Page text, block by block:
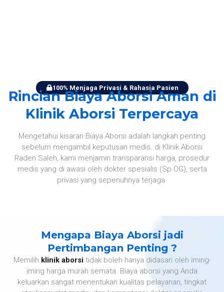
100% Menjaga Privasi & Rahasia Pasien
Rincian Biaya Aborsi Aman di
Klinik Aborsi Terpercaya
Mengetahui kisaran Biaya Aborsi adalah langkah penting
sebelum mengambil keputusan medis. di Klinik Aborsi
Raden Saleh, kami menjamin transparansi harga, prosedur
medis yang di awasi oleh dokter spesialis (Sp.OG), serta
privasi yang sepenuhnya terjaga.
Mengapa Biaya Aborsi jadi
Pertimbangan Penting ?
Memilih klinik aborsitidak boleh hanya didasari oleh iming-
iming harga murah semata. Biaya aborsi yang Anda
keluarkan sangat menentukan kualitas pelayanan, tingkat